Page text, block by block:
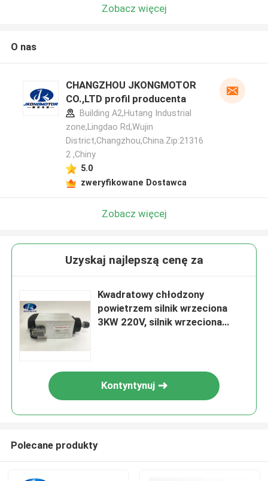
Zobacz więcej
O nas
CHANGZHOU JKONGMOTOR
CO.,LTD profil producenta
Building A2,Hutang Industrial
zone,Lingdao Rd,Wujin
District,Changzhou,China.Zip:21316
2 ,Chiny
5.0
zweryfikowane Dostawca
Zobacz więcej
Uzyskaj najlepszą cenę za
Kwadratowy chłodzony
powietrzem silnik wrzeciona
3KW 220V, silnik wrzeciona
Kontyntynuj
Polecane produkty